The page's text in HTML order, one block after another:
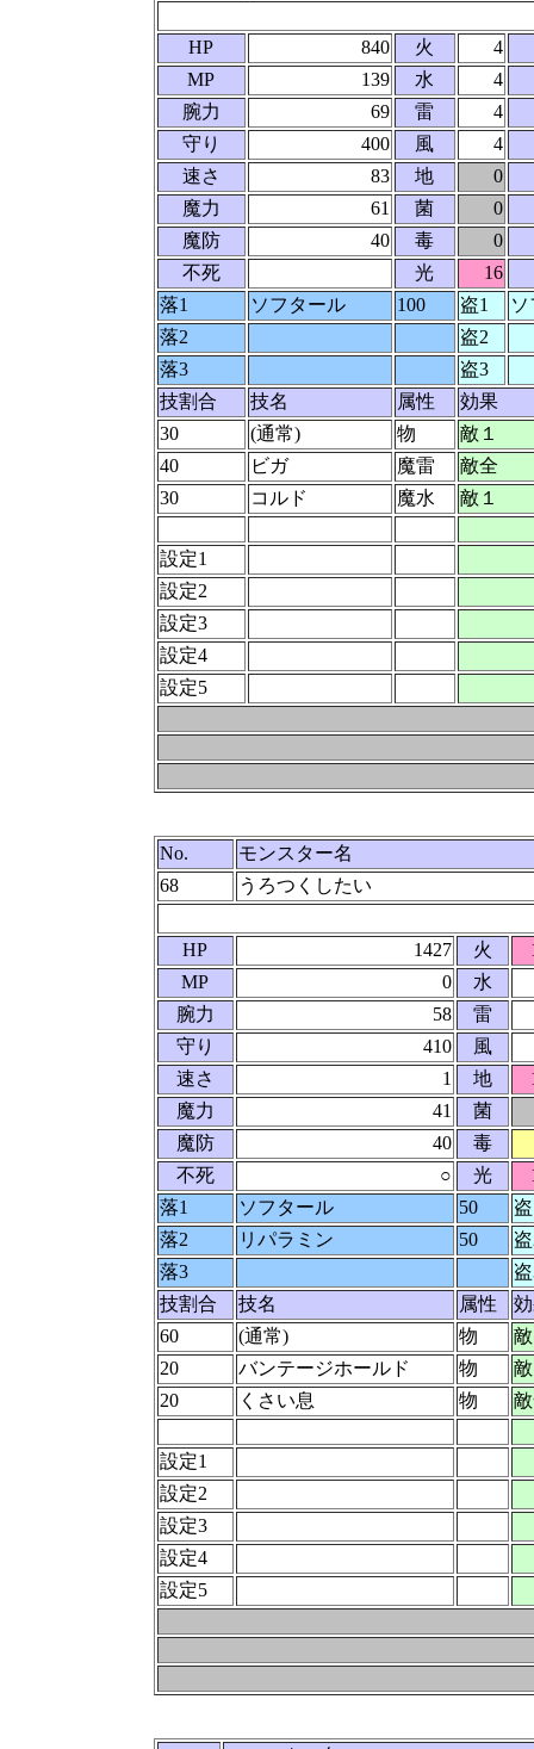
HP 840 火
4
MP
139 水
4
腕力
69 雷
4
守り
400 風
4
速さ
83 地
0
魔力
61 菌
0
魔防
40 毒
0
不死
光
16
落1
ソフタール 100 盗1
落2
盗2
落3
盗3
技割合
技名 属性
効果
30
(通常) 物
敵１
40
ビガ 魔雷
敵全
30
コルド 魔水 敵１
設定1
設定2
設定3
設定4
設定5
No.
モンスター名
68
うろつくしたい
HP 1427 火
MP
0
水
腕力
58
雷
守り
410
風
速さ
1 地
魔力
41
菌
魔防
40 毒
不死
○ 光
落1
ソフタール 50
落2
リパラミン 50
落3
技割合
技名 属性
60
(通常) 物
20
バンテージホールド 物
20
くさい息 物
設定1
設定2
設定3
設定4
設定5